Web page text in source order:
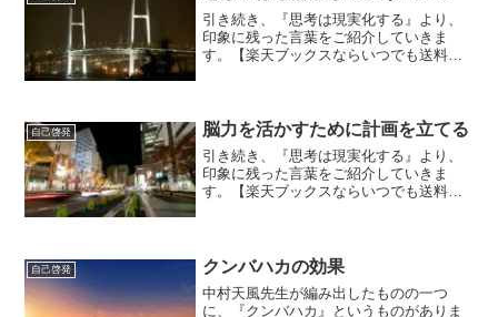
イトルになっています。具...
引き続き、『思考は現実化する』より、
印象に残った言葉をご紹介していきま
す。【楽天ブックスならいつでも送料無
しみも失敗と同じように、...
自己啓発 脳力を活かすために計画を立てる
引き続き、『思考は現実化する』より、
印象に残った言葉をご紹介していきま
す。【楽天ブックスならいつでも送料無
の商品について知っておか...
自己啓発 クンバハカの効果
中村天風先生が編み出したものの一つ
に、『クンバハカ』というものがありま